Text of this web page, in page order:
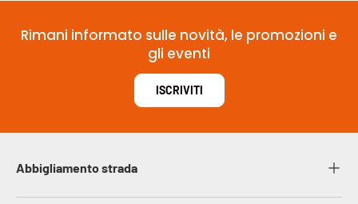
Rimani informato sulle novità, le promozioni e
gli eventi
ISCRIVITI
Abbigliamento strada